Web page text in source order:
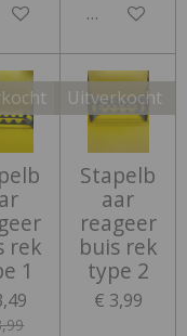
mij op de hoogte
Houd mij
rek
1
Uitverkocht
Stapelb
aar
reageer
buis rek
type 2
€ 3,99